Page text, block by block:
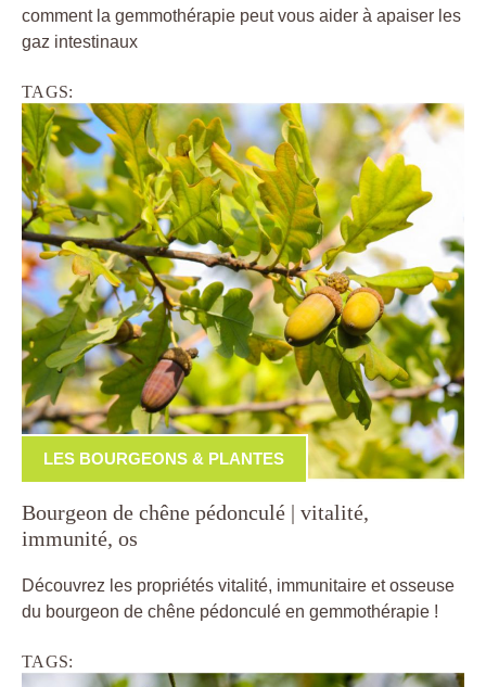
comment la gemmothérapie peut vous aider à apaiser les
gaz intestinaux
TAGS:
LES BOURGEONS & PLANTES
Bourgeon de chêne pédonculé | vitalité,
immunité, os
Découvrez les propriétés vitalité, immunitaire et osseuse
du bourgeon de chêne pédonculé en gemmothérapie !
TAGS: